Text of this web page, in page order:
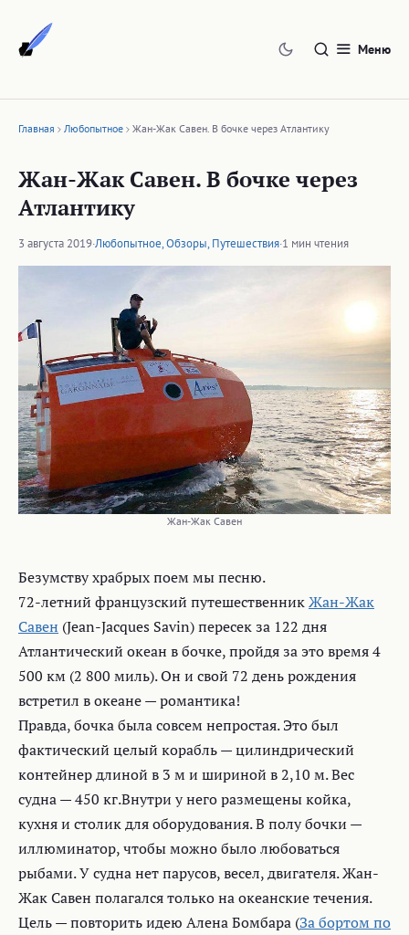
содержимому
Меню
Главная Любопытное Жан-Жак Савен. В бочке через Атлантику
Жан-Жак Савен. В бочке через
Атлантику
3 августа 2019·Любопытное,Обзоры, Путешествия·1 мин чтения
Жан-Жак Савен
Безумству храбрых поем мы песню.
72-летний французский путешественникЖан-Жак
Савен (Jean-Jacques Savin) пересек за 122 дня
Атлантический океан в бочке, пройдя за это время 4
500 км (2 800 миль). Он и свой 72 день рождения
встретил в океане — романтика!
Правда, бочка была совсем непростая. Это был
фактический целый корабль — цилиндрический
контейнер длиной в 3 м и шириной в 2,10 м. Вес
судна — 450 кг.Внутри у него размещены койка,
кухня и столик для оборудования. В полу бочки —
иллюминатор, чтобы можно было любоваться
рыбами. У судна нет парусов, весел, двигателя. Жан-
Жак Савен полагался только на океанские течения.
Цель — повторить идею Алена Бомбара (За бортом по